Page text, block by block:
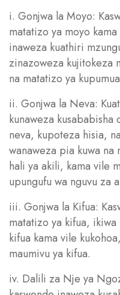
i. Gonjwa la Moyo:
matatizo ya moyo
inaweza kuathiri
zinazoweza kujitokeza
na matatizo ya
ii. Gonjwa la Neva:
kunaweza
neva, kupoteza hisia,
wanaweza pia kuwa na
hali ya akili, kama vile
upungufu wa nguvu za
iii. Gonjwa la Kifua:
matatizo ya kifua,
kifua kama vile
maumivu ya kifua.
iv. Dalili za Nje ya